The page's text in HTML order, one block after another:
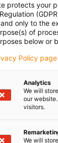
Führung
wurden
sich
den
protects your
only to the
of
below or
Policy
Analytics
We will
our
visitors.
We will